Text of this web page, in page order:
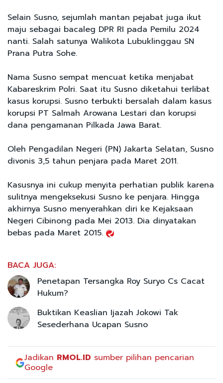
Selain Susno, sejumlah mantan pejabat juga ikut
maju sebagai bacaleg DPR RI pada Pemilu 2024
nanti. Salah satunya Walikota Lubuklinggau SN
Prana Putra Sohe.
Nama Susno sempat mencuat ketika menjabat
Kabareskrim Polri. Saat itu Susno diketahui terlibat
kasus korupsi. Susno terbukti bersalah dalam kasus
korupsi PT Salmah Arowana Lestari dan korupsi
dana pengamanan Pilkada Jawa Barat.
Oleh Pengadilan Negeri (PN) Jakarta Selatan, Susno
divonis 3,5 tahun penjara pada Maret 2011.
Kasusnya ini cukup menyita perhatian publik karena
sulitnya mengeksekusi Susno ke penjara. Hingga
akhirnya Susno menyerahkan diri ke Kejaksaan
Negeri Cibinong pada Mei 2013. Dia dinyatakan
bebas pada Maret 2015.
BACA JUGA:
Penetapan Tersangka Roy Suryo Cs Cacat
Hukum?
Buktikan Keaslian Ijazah Jokowi Tak
Sesederhana Ucapan Susno
Jadikan RMOL.ID sumber pilihan pencarian
Google